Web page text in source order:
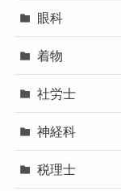
眼科
着物
社労士
神経科
税理士